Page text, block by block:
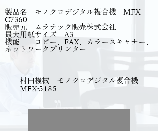
製品名 モノクロデジタル複合機 MFX-
C7360
販売元 ムラテック販売株式会社
最大用紙サイズ A3
​機能 コピー、FAX、カラースキャナー、
ネットワークプリンター
村田機械 モノクロデジタル複合機
MFX-5185